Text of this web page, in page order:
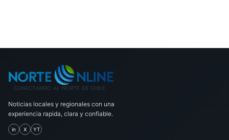
Noticias locales y regionales con una
experiencia rapida, clara y confiable.
in X YT